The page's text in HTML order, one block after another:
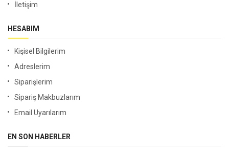
İletişim
HESABIM
Kişisel Bilgilerim
Adreslerim
Siparişlerim
Sipariş Makbuzlarım
Email Uyarılarım
EN SON HABERLER